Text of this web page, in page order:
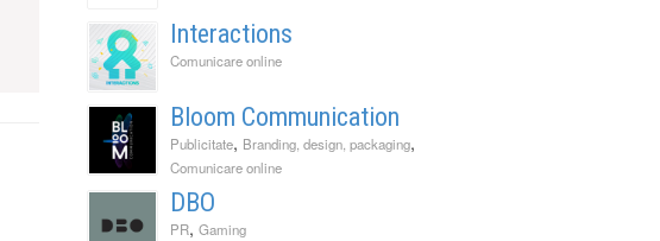
Interactions
Comunicare online
Bloom Communication
Publicitate, Branding, design, packaging,
Comunicare online
DBO
PR, Gaming